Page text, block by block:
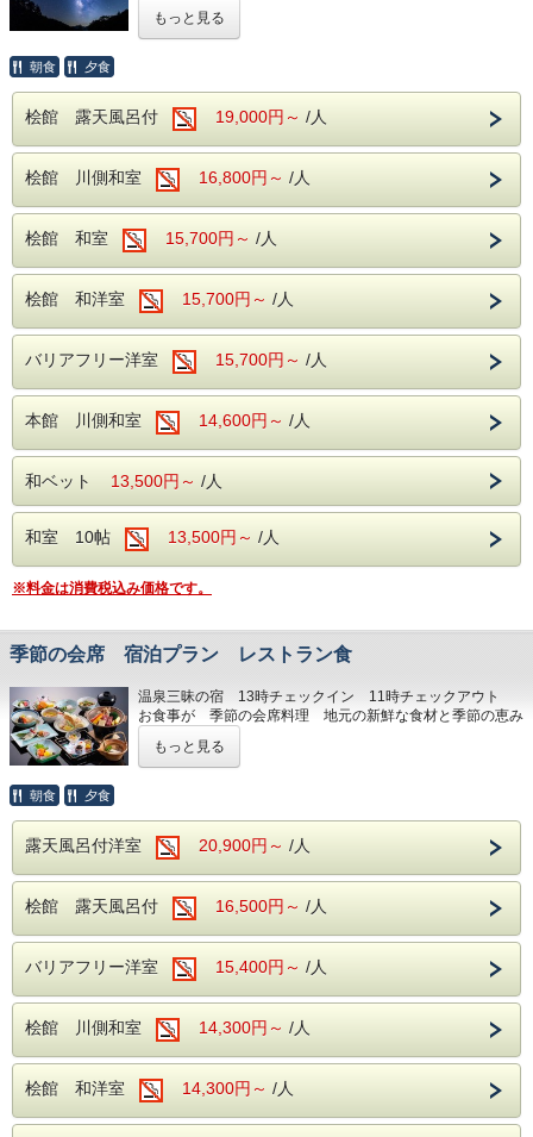
日本一に認定された満天の星をご覧頂けるツアーです
標高1400ｍ地点で見る満天の星 ここでしか体験でき
ない特別な時間をお楽しみください
営業時間 上りゴンドラ17：00～20：00 プログラム終
了21：00（場内点灯）
下りゴンドラ 常時運行
◆ウインター営業（12月～3月）
上りゴンドラ18：00～19：30 プログラム終了
20：30（場内点灯）
下りゴンドラ常時運行
天空の楽園星空ナイトツアー ゴンドラチケットがつい
た大変お得なプランです
（チケットは完全予約制となっていますが お客様自身
での購入は不要です）
お食事はバイキングで17：15～開始となりますす。お
食事をおすませの上ナイトツアーへご参加ください。
ゴンドラ乗り場までは車で15分ほどかかります。駐車場は
19：00頃には駐車場へ到着できるように出発されたほうが
良いかと思います。
標高1400ｍの場所ですので気温も20°c-を下回ります 春
秋は防寒着が必要です
（冬は相当冷え-10℃を下回ります ダウンジャケット
天候不順で不参加でもチケット代 バス代の現金返金は
ありませんが 一部を館内利用券でお返しいたします。
もっと見る
朝食 夕食
桧館 露天風呂付 19,000円～ /人
桧館 川側和室 16,800円～ /人
桧館 和室 15,700円～ /人
桧館 和洋室 15,700円～ /人
バリアフリー洋室 15,700円～ /人
本館 川側和室 14,600円～ /人
和ベット 13,500円～ /人
和室 10帖 13,500円～ /人
※料金は消費税込み価格です。
季節の会席 宿泊プラン レストラン食
温泉三昧の宿 13時チェックイン 11時チェックアウト
お食事が 季節の会席料理 地元の新鮮な食材と季節の恵み
レストラン会場の窓からは眼前に阿知川の清流 遠くは南ア
ルプスがお楽しみ頂けます。
もっと見る
朝食 夕食
露天風呂付洋室 20,900円～ /人
桧館 露天風呂付 16,500円～ /人
バリアフリー洋室 15,400円～ /人
桧館 川側和室 14,300円～ /人
桧館 和洋室 14,300円～ /人